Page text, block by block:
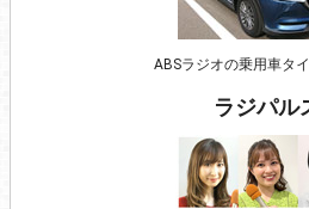
ABSラジオの乗用車タ
ラジパル